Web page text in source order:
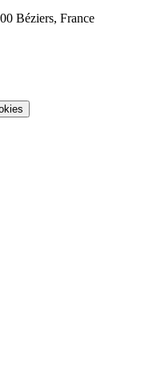
Béziers, France